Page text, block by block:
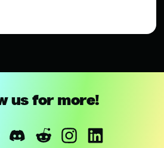
us for more!